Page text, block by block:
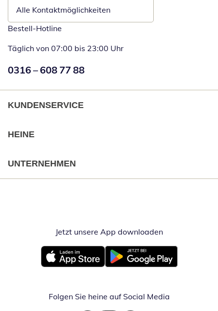
Alle Kontaktmöglichkeiten
Bestell-Hotline
Täglich von 07:00 bis 23:00 Uhr
Numéro de téléphone:
0316 – 608 77 88
KUNDENSERVICE
HEINE
UNTERNEHMEN
Jetzt unsere App downloadenÖffnet in
Öffnet in neuem FensterÖffnet in neuem Fenster
Folgen Sie heine auf Social Media